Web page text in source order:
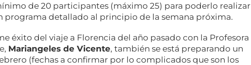
de 20 participantes (máximo 25) para poderlo realizar
programa detallado al principio de la semana próxima.
éxito del viaje a Florencia del año pasado con la Profesora
Mariangeles de Vicente, también se está preparando un
(fechas a confirmar por lo complicados que son los